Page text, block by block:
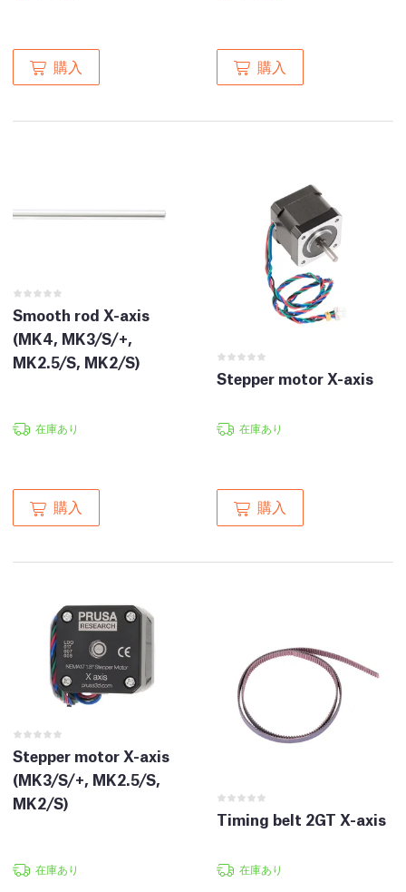
購入 購入
Smooth rod X-axis
(MK4, MK3/S/+,
MK2.5/S, MK2/S)
在庫あり
購入
Stepper motor X-axis
在庫あり
購入
Stepper motor X-axis
(MK3/S/+, MK2.5/S,
MK2/S)
在庫あり
Timing belt 2GT X-axis
在庫あり